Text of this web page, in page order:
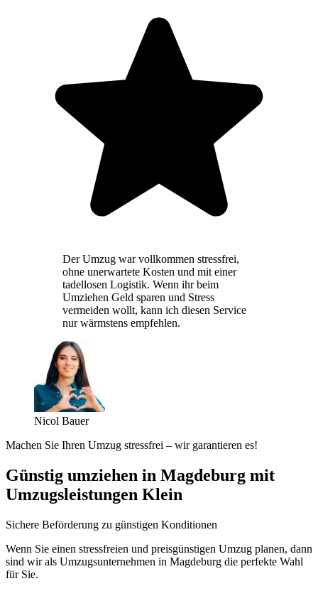
Der Umzug war vollkommen stressfrei,
ohne unerwartete Kosten und mit einer
tadellosen Logistik. Wenn ihr beim
Umziehen Geld sparen und Stress
vermeiden wollt, kann ich diesen Service
nur wärmstens empfehlen.
Nicol Bauer
Machen Sie Ihren Umzug stressfrei – wir garantieren es!
Günstig umziehen in Magdeburg mit
Umzugsleistungen Klein
Sichere Beförderung zu günstigen Konditionen
Wenn Sie einen stressfreien und preisgünstigen Umzug planen, dann
sind wir als Umzugsunternehmen in Magdeburg die perfekte Wahl
für Sie.